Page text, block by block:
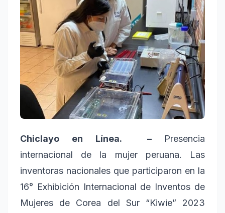
Chiclayo en Línea. – Presencia
internacional de la mujer peruana. Las
inventoras nacionales que participaron en la
16° Exhibición Internacional de Inventos de
Mujeres de Corea del Sur “Kiwie” 2023